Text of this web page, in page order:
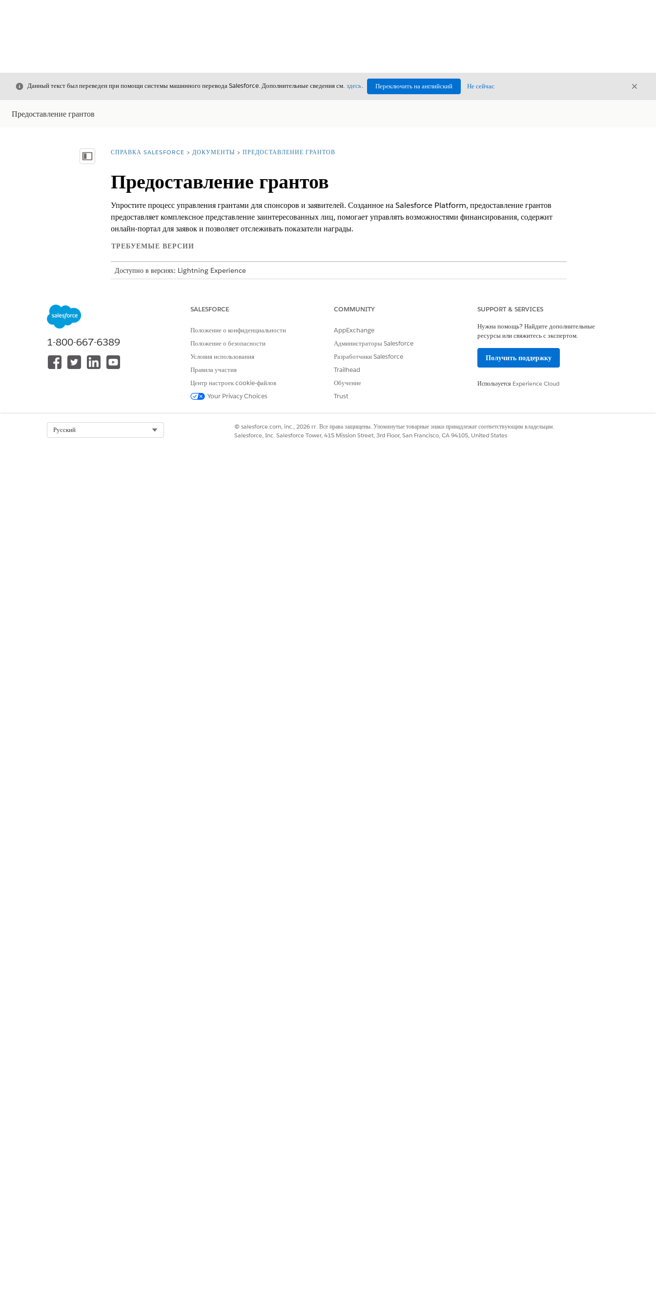
Закрыть
Данный текст был переведен при помощи системы машинного перевода Salesforce. Дополнительные сведения см. здесь. Переключить на английский Не сейчас
Предоставление грантов
Показать содержание
Вы находитесь здесь:
СПРАВКА SALESFORCE ДОКУМЕНТЫ ПРЕДОСТАВЛЕНИЕ ГРАНТОВ
Предоставление грантов
Упростите процесс управления грантами для спонсоров и заявителей. Созданное на Salesforce Platform, предоставление грантов
предоставляет комплексное представление заинтересованных лиц, помогает управлять возможностями финансирования, содержит
онлайн-портал для заявок и позволяет отслеживать показатели награды.
ТРЕБУЕМЫЕ ВЕРСИИ
Доступно в версиях: Lightning Experience
Введение в предоставление грантов
предоставления грантов.
Настройка предоставления грантов
Включите предоставление грантов в организации Salesforce, предоставьте пользователям доступ к функциям предоставления грантов и настройте
ЭТА СТАТЬЯ РЕШИЛА ВАШУ ПРОБЛЕМУ?
Оставьте свой отзыв, чтобы мы могли стать лучше!
1-800-667-6389
SALESFORCE
Положение о конфиденциальности
Положение о безопасности
Условия использования
Правила участия
Центр настроек cookie-файлов
Your Privacy Choices
COMMUNITY
AppExchange
Администраторы Salesforce
Разработчики Salesforce
Trailhead
Обучение
Trust
SUPPORT & SERVICES
Нужна помощь? Найдите дополнительные
ресурсы или свяжитесь с экспертом.
Получить поддержку
Используется Experience Cloud
Русский
© salesforce.com, inc., 2026 гг. Все права защищены. Упомянутые товарные знаки принадлежат соответствующим владельцам.
Salesforce, Inc. Salesforce Tower, 415 Mission Street, 3rd Floor, San Francisco, CA 94105, United States